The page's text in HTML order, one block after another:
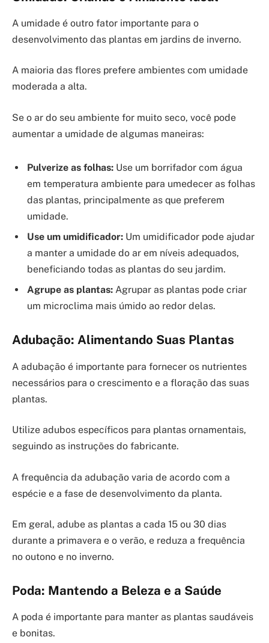
A umidade é outro fator importante para o
desenvolvimento das plantas em jardins de inverno.
A maioria das flores prefere ambientes com umidade
moderada a alta.
Se o ar do seu ambiente for muito seco, você pode
aumentar a umidade de algumas maneiras:
Pulverize as folhas: Use um borrifador com água
em temperatura ambiente para umedecer as folhas
das plantas, principalmente as que preferem
umidade.
Use um umidificador: Um umidificador pode ajudar
a manter a umidade do ar em níveis adequados,
beneficiando todas as plantas do seu jardim.
Agrupe as plantas: Agrupar as plantas pode criar
um microclima mais úmido ao redor delas.
Adubação: Alimentando Suas Plantas
A adubação é importante para fornecer os nutrientes
necessários para o crescimento e a floração das suas
plantas.
Utilize adubos específicos para plantas ornamentais,
seguindo as instruções do fabricante.
A frequência da adubação varia de acordo com a
espécie e a fase de desenvolvimento da planta.
Em geral, adube as plantas a cada 15 ou 30 dias
durante a primavera e o verão, e reduza a frequência
no outono e no inverno.
Poda: Mantendo a Beleza e a Saúde
A poda é importante para manter as plantas saudáveis
e bonitas.